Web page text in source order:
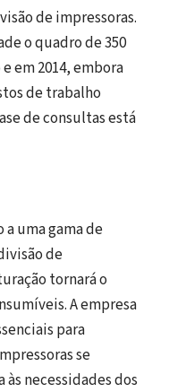
de impressoras.
o quadro de 350
em 2014, embora
de trabalho
de consultas está
uma gama de
de
tornará o
A empresa
para
se
necessidades dos